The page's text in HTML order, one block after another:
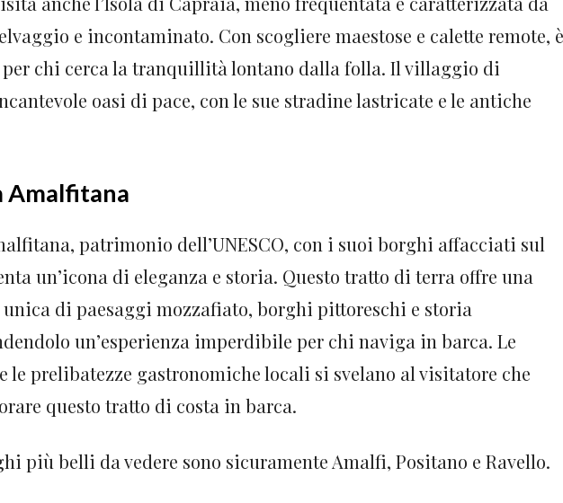
e incontaminato. Con scogliere maestose e calette remote, è
chi cerca la tranquillità lontano dalla folla. Il villaggio di
oasi di pace, con le sue stradine lastricate e le antiche
Amalfitana
patrimonio dell’UNESCO, con i suoi borghi affacciati sul
un’icona di eleganza e storia. Questo tratto di terra offre una
di paesaggi mozzafiato, borghi pittoreschi e storia
un’esperienza imperdibile per chi naviga in barca. Le
le prelibatezze gastronomiche locali si svelano al visitatore che
questo tratto di costa in barca.
più belli da vedere sono sicuramente Amalfi, Positano e Ravello.